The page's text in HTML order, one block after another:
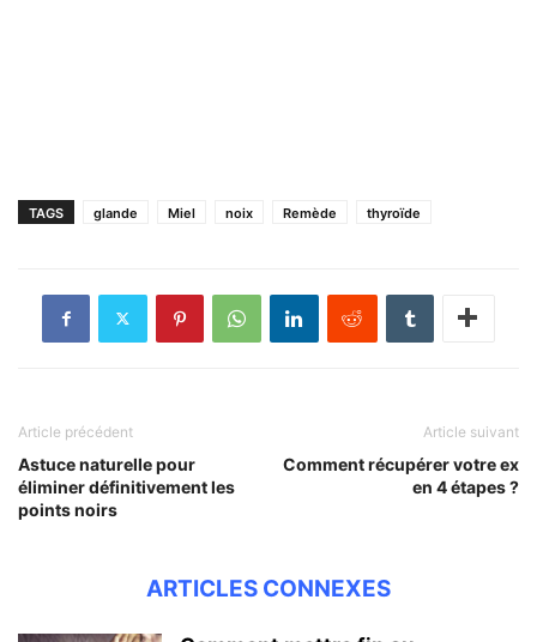
TAGS glande Miel noix Remède thyroïde
Article précédent
Astuce naturelle pour
éliminer définitivement les
points noirs
Article suivant
Comment récupérer votre ex
en 4 étapes ?
ARTICLES CONNEXES